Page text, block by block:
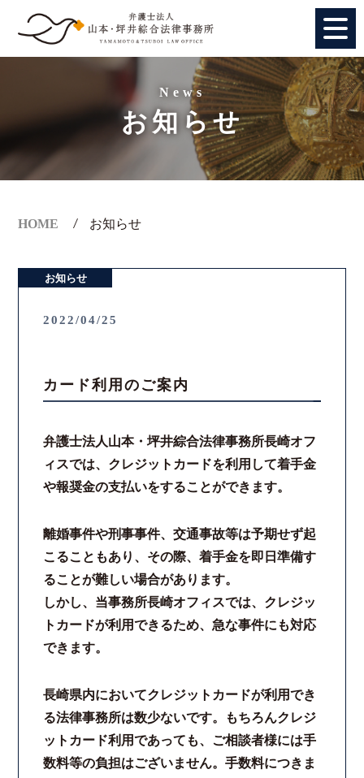
法人のお客様
ご相談の流れ
弁護士費用
解決事例
お客様の声
採用情報
カウンセリング
法律相談継続サポートプラン
News
お知らせ
HOME お知らせ
お知らせ
2022/04/25
カード利用のご案内
弁護士法人山本・坪井綜合法律事務所長崎オフ
ィスでは、クレジットカードを利用して着手金
や報奨金の支払いをすることができます。
離婚事件や刑事事件、交通事故等は予期せず起
こることもあり、その際、着手金を即日準備す
ることが難しい場合があります。
しかし、当事務所長崎オフィスでは、クレジッ
トカードが利用できるため、急な事件にも対応
できます。
長崎県内においてクレジットカードが利用でき
る法律事務所は数少ないです。もちろんクレジ
ットカード利用であっても、ご相談者様には手
数料等の負担はございません。手数料につきま